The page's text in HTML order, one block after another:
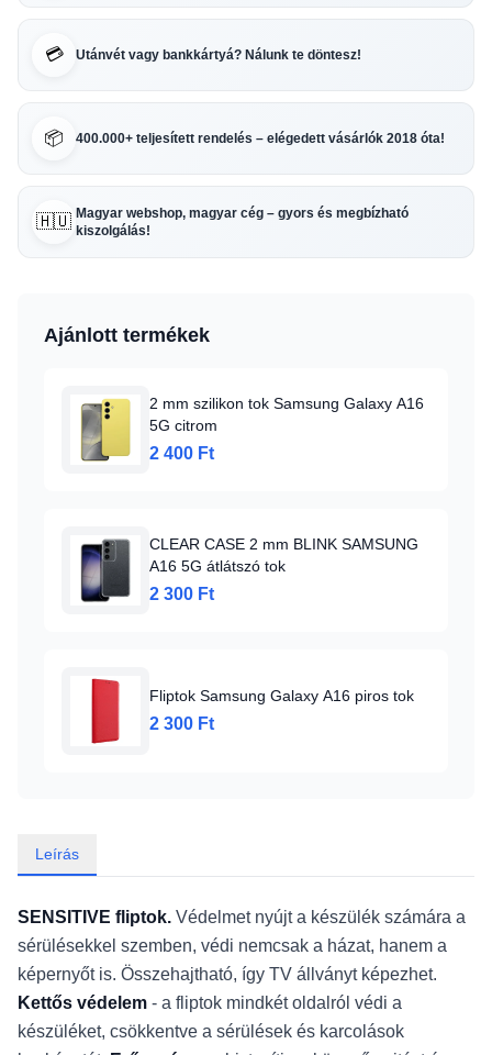
💳 Utánvét vagy bankkártyá? Nálunk te döntesz!
📦 400.000+ teljesített rendelés – elégedett vásárlók 2018 óta!
🇭🇺 Magyar webshop, magyar cég – gyors és megbízható
kiszolgálás!
Ajánlott termékek
2 mm szilikon tok Samsung Galaxy A16
5G citrom
2 400 Ft
CLEAR CASE 2 mm BLINK SAMSUNG
A16 5G átlátszó tok
2 300 Ft
Fliptok Samsung Galaxy A16 piros tok
2 300 Ft
Leírás
SENSITIVE fliptok. Védelmet nyújt a készülék számára a
sérülésekkel szemben, védi nemcsak a házat, hanem a
képernyőt is. Összehajtható, így TV állványt képezhet.
Kettős védelem - a fliptok mindkét oldalról védi a
készüléket, csökkentve a sérülések és karcolások